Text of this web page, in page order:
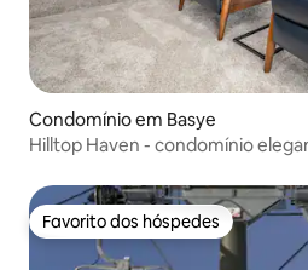
Condomínio em Basye
Hilltop Haven - condomínio
Favorito dos hóspedes
Favorito dos hóspedes